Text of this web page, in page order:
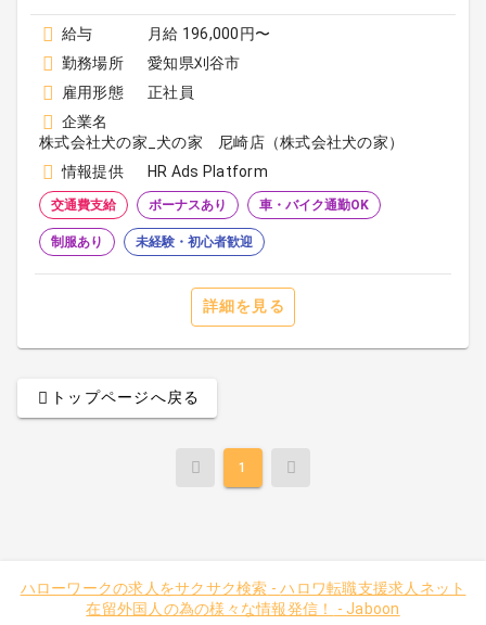
給与
月給 196,000円〜
勤務場所
愛知県刈谷市
雇用形態
正社員
企業名
株式会社犬の家_犬の家 尼崎店（株式会社犬の家）
情報提供
HR Ads Platform
交通費支給 ボーナスあり 車・バイク通勤OK
制服あり 未経験・初心者歓迎
詳細を見る
トップページへ戻る
1
ハローワークの求人をサクサク検索 -ハロワ転職支援求人ネット
在留外国人の為の様々な情報発信！
- Jaboon